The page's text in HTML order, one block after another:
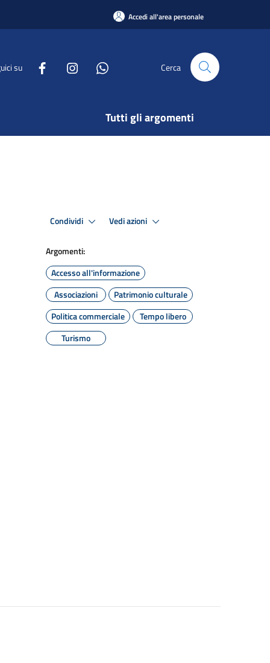
Accedi all'area personale
su Cerca
Tutti gli argomenti
Condividi Vedi azioni
Argomenti:
Accesso all'informazione
Associazioni
Patrimonio culturale
Politica commerciale
Tempo libero
Turismo